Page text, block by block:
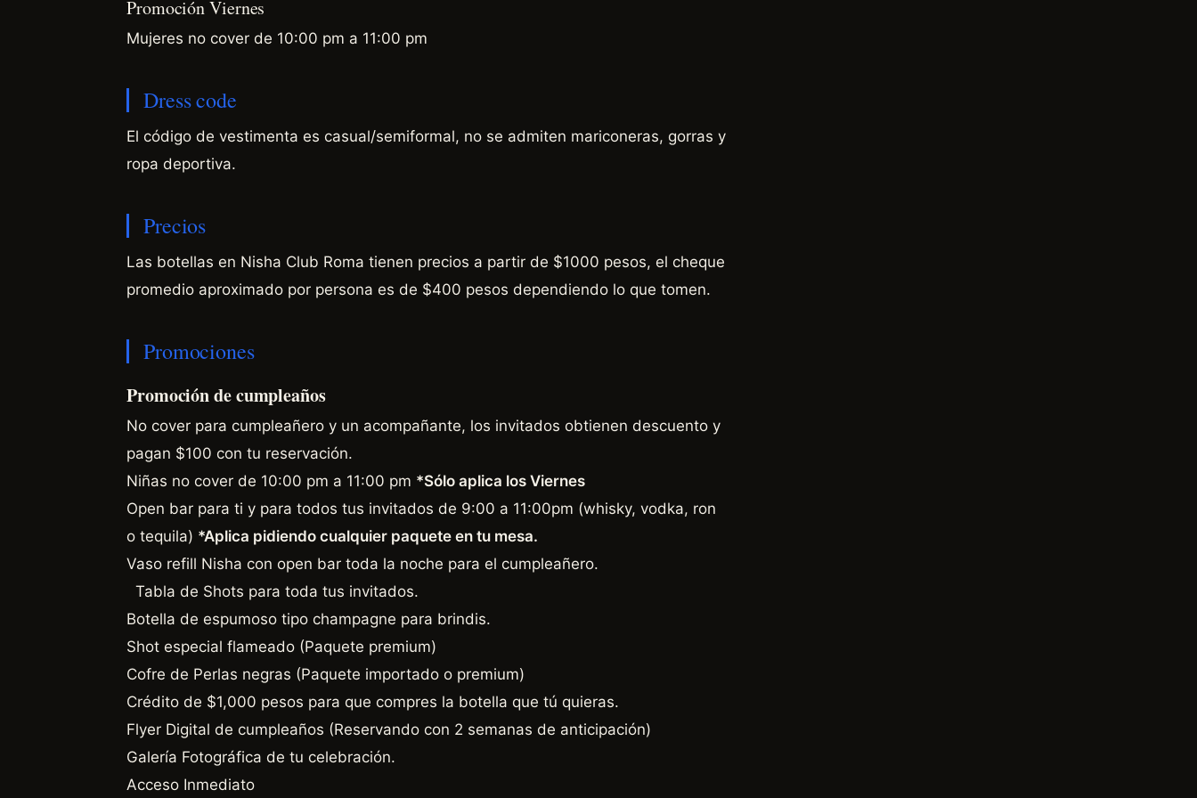
Promoción Viernes
Mujeres no cover de 10:00 pm a 11:00 pm
Dress code
El código de vestimenta es casual/semiformal, no se admiten mariconeras, gorras y
ropa deportiva.
Precios
Las botellas en Nisha Club Roma tienen precios a partir de $1000 pesos, el cheque
promedio aproximado por persona es de $400 pesos dependiendo lo que tomen.
Promociones
Promoción de cumpleaños
No cover para cumpleañero y un acompañante, los invitados obtienen descuento y
pagan $100 con tu reservación.
Niñas no cover de 10:00 pm a 11:00 pm *Sólo aplica los Viernes
Open bar para ti y para todos tus invitados de 9:00 a 11:00pm (whisky, vodka, ron
o tequila) *Aplica pidiendo cualquier paquete en tu mesa.
Vaso refill Nisha con open bar toda la noche para el cumpleañero.
Tabla de Shots para toda tus invitados.
Botella de espumoso tipo champagne para brindis.
Shot especial flameado (Paquete premium)
Cofre de Perlas negras (Paquete importado o premium)
Crédito de $1,000 pesos para que compres la botella que tú quieras.
Flyer Digital de cumpleaños (Reservando con 2 semanas de anticipación)
Galería Fotográfica de tu celebración.
Acceso Inmediato